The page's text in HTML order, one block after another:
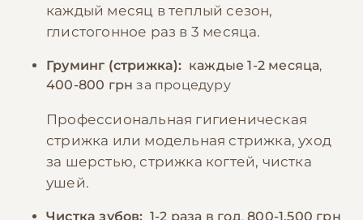
каждый месяц в теплый сезон,
глистогонное раз в 3 месяца.
Груминг (стрижка): каждые 1-2 месяца,
400-800 грн за процедуру
Профессиональная гигиеническая
стрижка или модельная стрижка, уход
за шерстью, стрижка когтей, чистка
ушей.
Чистка зубов: 1-2 раза в год,800-1,500 грн